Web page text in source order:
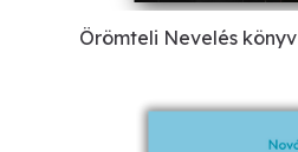
Örömteli Nevelés könyv